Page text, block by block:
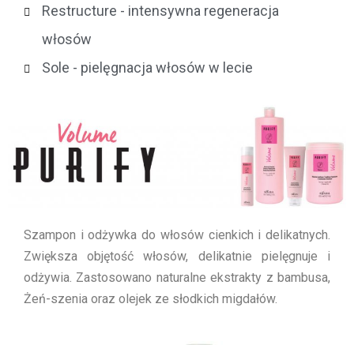
Restructure - intensywna regeneracja
włosów
Sole - pielęgnacja włosów w lecie
Szampon i odżywka do włosów cienkich i delikatnych.
Zwiększa objętość włosów, delikatnie pielęgnuje i
odżywia. Zastosowano naturalne ekstrakty z bambusa,
Żeń-szenia oraz olejek ze słodkich migdałów.